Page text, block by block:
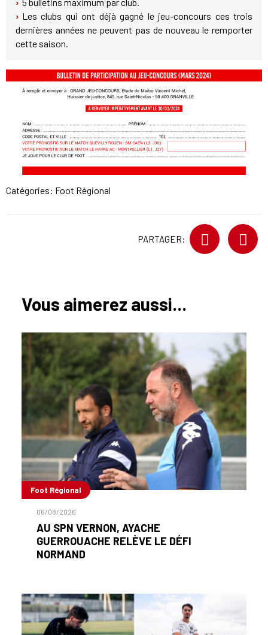
Les clubs qui ont déjà gagné le jeu-concours ces trois
dernières années ne peuvent pas de nouveau le remporter
cette saison.
Catégories: Foot Régional
PARTAGER:
Vous aimerez aussi...
Foot Régional
06/08/2026
AU SPN VERNON, AYACHE
GUERROUACHE RELÈVE LE DÉFI
NORMAND